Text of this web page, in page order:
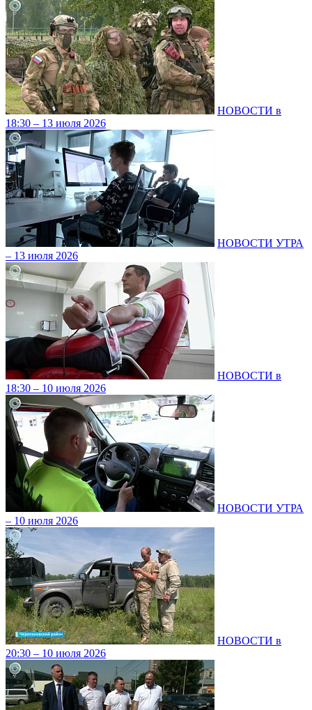
НОВОСТИ в
18:30 – 13 июля 2026
НОВОСТИ УТРА
– 13 июля 2026
НОВОСТИ в
18:30 – 10 июля 2026
НОВОСТИ УТРА
– 10 июля 2026
НОВОСТИ в
20:30 – 10 июля 2026